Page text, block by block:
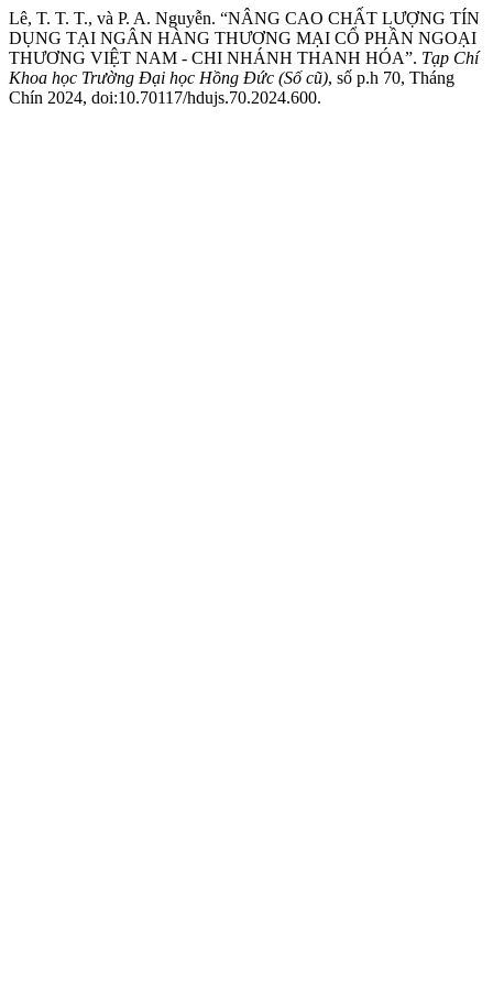
Lê, T. T. T., và P. A. Nguyễn. “NÂNG CAO CHẤT LƯỢNG TÍN
DỤNG TẠI NGÂN HÀNG THƯƠNG MẠI CỔ PHẦN NGOẠI
THƯƠNG VIỆT NAM - CHI NHÁNH THANH HÓA”. Tạp Chí
Khoa học Trường Đại học Hồng Đức (Số cũ), số p.h 70, Tháng
Chín 2024, doi:10.70117/hdujs.70.2024.600.